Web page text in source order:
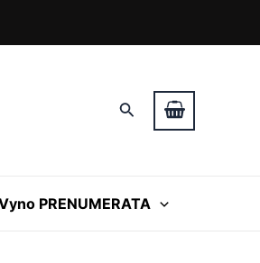
Paieška
PRENUMERATA